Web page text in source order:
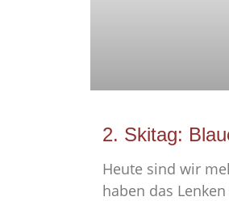
2. Skitag:
Heute sind wir
haben das